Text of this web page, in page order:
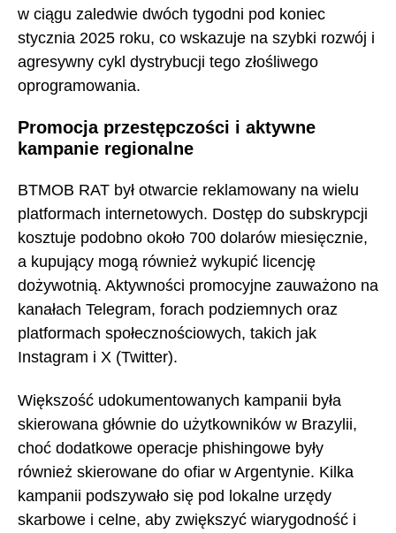
w ciągu zaledwie dwóch tygodni pod koniec
stycznia 2025 roku, co wskazuje na szybki rozwój i
agresywny cykl dystrybucji tego złośliwego
oprogramowania.
Promocja przestępczości i aktywne
kampanie regionalne
BTMOB RAT był otwarcie reklamowany na wielu
platformach internetowych. Dostęp do subskrypcji
kosztuje podobno około 700 dolarów miesięcznie,
a kupujący mogą również wykupić licencję
dożywotnią. Aktywności promocyjne zauważono na
kanałach Telegram, forach podziemnych oraz
platformach społecznościowych, takich jak
Instagram i X (Twitter).
Większość udokumentowanych kampanii była
skierowana głównie do użytkowników w Brazylii,
choć dodatkowe operacje phishingowe były
również skierowane do ofiar w Argentynie. Kilka
kampanii podszywało się pod lokalne urzędy
skarbowe i celne, aby zwiększyć wiarygodność i